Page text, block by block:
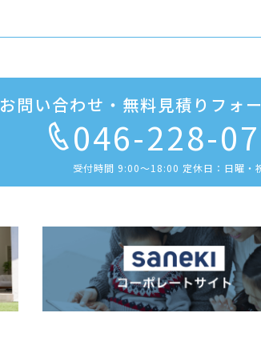
お問い合わせ・無料見積りフォ
046-228-
受付時間 9:00〜18:00 定休日：日曜・